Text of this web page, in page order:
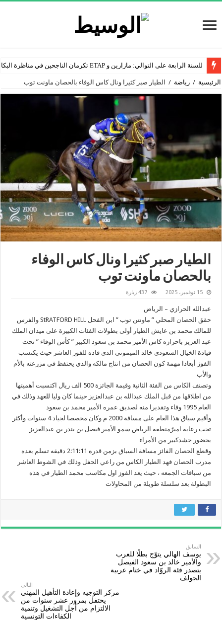
للسنة الرابعة على التوالي: مازارين و ETAP تكرمان الناجحين في مناظرة البكالوريا
الرئيسية / رياضة / الطيار صبر كثيرا ونال كاس الوفاء بالحصان ماونت توب
الطيار صبر كثيرا ونال كاس الوفاء
بالحصان ماونت توب
15 نوفمبر، 2025 437 زيارة
عبدالله الحرازي – الرياض
حقق الحصان المحلي ” ماونتن توب ” ابن الفحل StRATFORD HILL والفرس
للمالك محمد بن عايش الطيار أولى بطولات الفئات الكبيرة على ميدان الملك
عبد العزيز باحرازه كاس الأمير محمد بن سعود الكبير ” كأس الوفاء ” تحت
قيادة الخيال السعودي خالد الميموني الذي قاده للفوز العاشر حيث يكتسب
الفوز أبعادا مهمة كون الحصان من انتاج مالكه والذي يحتفظ في مزرعته بالأم
والأب
وتصنف الكاس من الفئة الثانية وقيمة الجائزة 500 الف ريال اكتسبت أهميتها
من اطلاقها من قبل الملك عبدالله بن عبدالعزيز حينما كان وليا للعهد وذلك في
العام 1995 وفاء وتقديرا منه لصديق عمره الأمير محمد بن سعود
وأقيم سباق هذا العام على مسافة 2000 م وكان مخصصا لجياد 4 سنوات وأكثر
تحت رعاية اميرًمنطقة الرياض سمو الأمير فيصل بن بندر بن عبدالعزيز
بحضور حشدكبير من الأمراء
وقطع الحصان الفائز مسافة السباق بزمن قدره 2:11:11 دقيقه تسلم بعده
مدرب الحصان فهد الطيار الكاس من راعي الحفل وذلك في الشوط العاشر
من سباقات الجمعه ، حيث يعد الفوز اول مكاسب محمد الطيار في هذه
البطولة بعد سلسلة طويلة من المحاولات
السابق
يوسف الهالي يتوّج بطلًا للعرب
والأمير خالد بن سعود الفيصل
يتصدر فئة الروّاد في ختام عربية
الجولف
التالي
مركز التوجيه وإعادة التأهيل المهني
يحتفل بمرور عشر سنوات من
الالتزام من أجل التشغيل وتنمية
الكفاءات التونسية